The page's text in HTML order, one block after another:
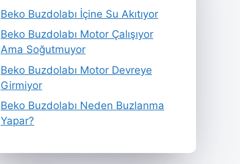
Beko Buzdolabı İçine Su Akıtıyor
Beko Buzdolabı Motor Çalışıyor
Ama Soğutmuyor
Beko Buzdolabı Motor Devreye
Girmiyor
Beko Buzdolabı Neden Buzlanma
Yapar?